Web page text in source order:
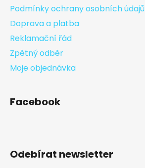
Podmínky ochrany osobních údajů
Doprava a platba
Reklamační řád
Zpětný odběr
Moje objednávka
Facebook
Odebírat newsletter